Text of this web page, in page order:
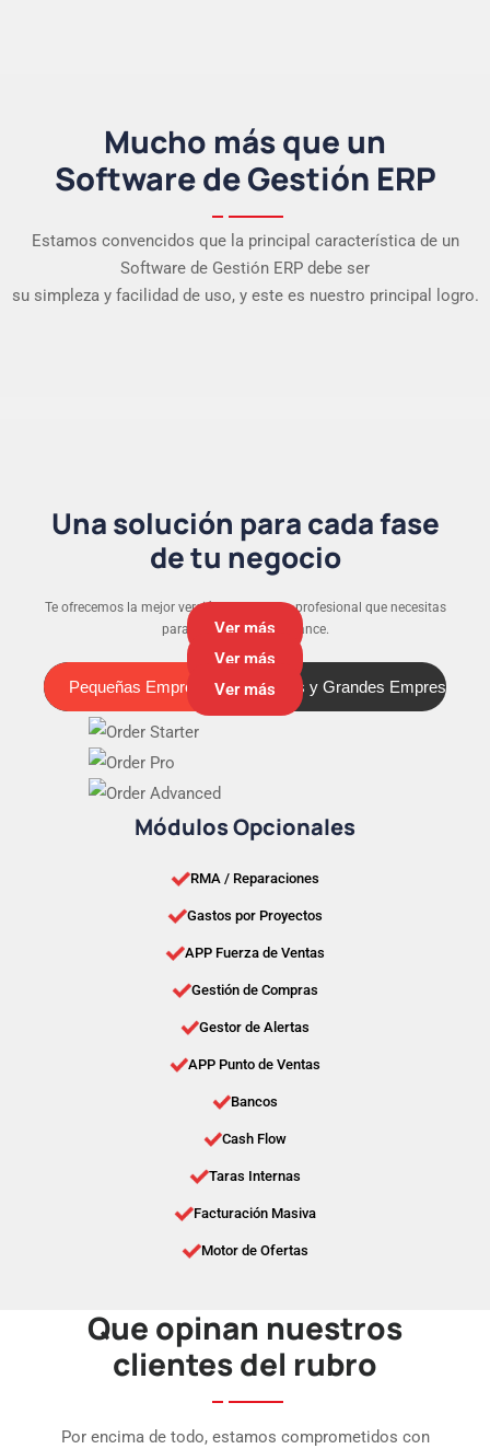
Mucho más que un
Software de Gestión ERP
Estamos convencidos que la principal característica de un
Software de Gestión ERP debe ser
su simpleza y facilidad de uso, y este es nuestro principal logro.
Una solución para cada fase
de tu negocio
Te ofrecemos la mejor versión y el soporte profesional que necesitas
para que tu negocio avance.
Pequeñas Empresas
Pequeñas Empresas Medianas y Grandes Empresas
Ver más
Ver más
Ver más
Módulos Opcionales
RMA / Reparaciones
Gastos por Proyectos
APP Fuerza de Ventas
Gestión de Compras
Gestor de Alertas
APP Punto de Ventas
Bancos
Cash Flow
Taras Internas
Facturación Masiva
Motor de Ofertas
Que opinan nuestros
clientes del rubro
Por encima de todo, estamos comprometidos con